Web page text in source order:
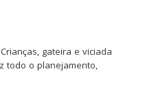
gateira e viciada
todo o planejamento,